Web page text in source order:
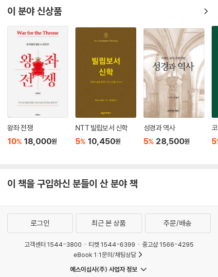
2. 갈라디아서 3장과 자손 약속 411
제3절. 신약성경과 다윗 왕권 약속································· 411
1. 다윗 혈통으로서의 예수 그리스도 412
2. 다윗의 자손이자 하나님의 아들인 예수 그리스도 413
3. 다윗 왕권과 성전으로서의 예수 그리스도 414
4. 성취된 다윗 왕권의 보좌 415
5. 예수 그리스도와 하나님의 보좌 우편 418
제4절. 신약성경과 자손 약속 ································· 422
1. 남은 자 사상과 신앙공동체 422
2. 신약성경과 아브라함 자손 423
3. 누가 이스라엘인가? 425
4. 새 이스라엘 백성의 정체성 427
2. 신약과 성전 430
3. 종말론적인 성전 435
1. 땅의 약속과 상실 437
2. 신약과 땅 438
3 교회공동체와 새 예루살렘 440
4. 새 땅, 새 예루살렘 442
제7절. 마지막 시대 ·········································· 443
1. 새 예루살렘과 우주적 통치 443
이 분야 신상품
왕좌 전쟁
10% 18,000원
NTT 빌립보서 신학
5% 10,450원
성경과 역사
5% 28,500원 5
이 책을 구입하신 분들이 산 분야 책
로그인 최근 본 상품 주문/배송
고객센터 1544-3800 티켓 1544-6399
중고샵 1566-4295
eBook 1:1문의/채팅상담
예스이십사(주) 사업자 정보